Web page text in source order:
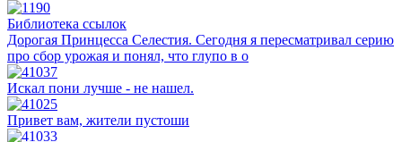
Библиотека ссылок
Дорогая Принцесса Селестия. Сегодня я пересматривал серию
про сбор урожая и понял, что глупо в о
Искал пони лучше - не нашел.
Привет вам, жители пустоши